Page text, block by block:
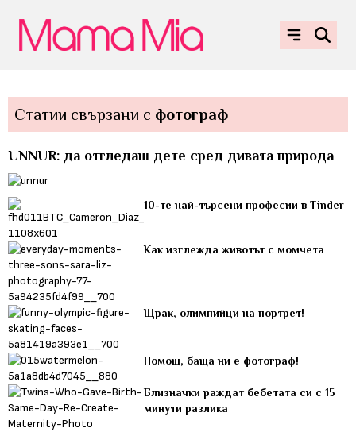
Статии свързани с фотограф
UNNUR: да отгледаш дете сред дивата природа
10-те най-търсени професии в Tinder
Как изглежда животът с момчета
Щрак, олимпийци на портрет!
Помощ, баща ни е фотограф!
Близначки раждат бебетата си с 15
минути разлика